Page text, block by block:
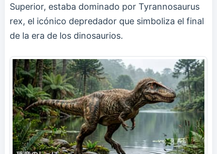
Superior, estaba dominado por Tyrannosaurus
rex, el icónico depredador que simboliza el final
de la era de los dinosaurios.